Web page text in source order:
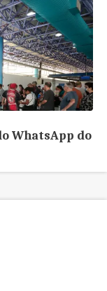
WhatsApp do